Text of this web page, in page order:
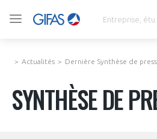
Actualités Dernière Synthèse de
SYNTHÈSE DE
VOUS ÊTES ADHÉRENTS